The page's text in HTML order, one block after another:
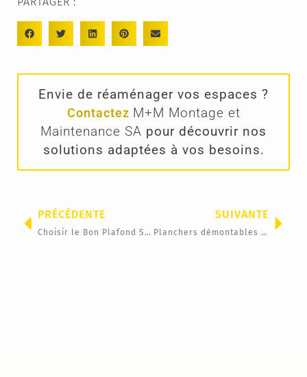
Envie de réaménager vos espaces ?
Contactez M+M Montage et
Maintenance SA pour découvrir nos
solutions adaptées à vos besoins.
PRÉCÉDENTE
Choisir le Bon Plafond Suspendu pour Votre Entreprise
SUIVANTE
Planchers démontables pour optimiser les espaces commerciaux